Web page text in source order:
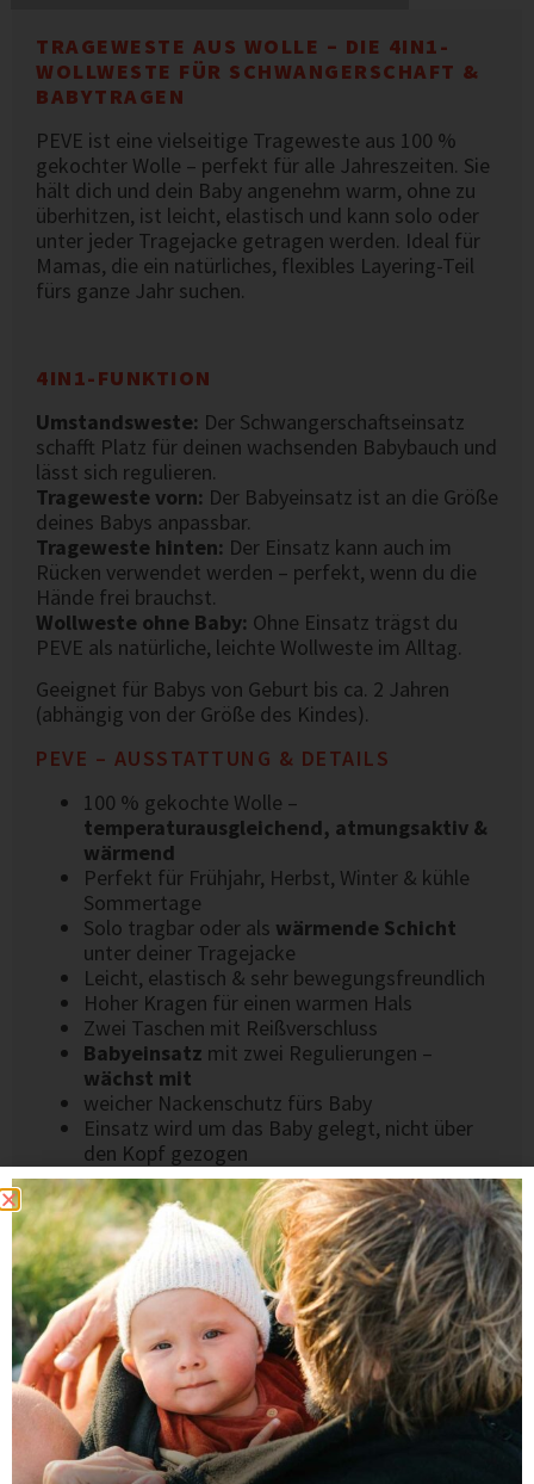
TRAGEWESTE AUS WOLLE – DIE 4IN1-
WOLLWESTE FÜR SCHWANGERSCHAFT &
BABYTRAGEN
PEVE ist eine vielseitige Trageweste aus 100 %
gekochter Wolle – perfekt für alle Jahreszeiten. Sie
hält dich und dein Baby angenehm warm, ohne zu
überhitzen, ist leicht, elastisch und kann solo oder
unter jeder Tragejacke getragen werden. Ideal für
Mamas, die ein natürliches, flexibles Layering-Teil
fürs ganze Jahr suchen.
4IN1-FUNKTION
Umstandsweste: Der Schwangerschaftseinsatz
schafft Platz für deinen wachsenden Babybauch und
lässt sich regulieren.
Trageweste vorn: Der Babyeinsatz ist an die Größe
deines Babys anpassbar.
Trageweste hinten: Der Einsatz kann auch im
Rücken verwendet werden – perfekt, wenn du die
Hände frei brauchst.
Wollweste ohne Baby: Ohne Einsatz trägst du
PEVE als natürliche, leichte Wollweste im Alltag.
Geeignet für Babys von Geburt bis ca. 2 Jahren
(abhängig von der Größe des Kindes).
PEVE – AUSSTATTUNG & DETAILS
100 % gekochte Wolle –
temperaturausgleichend, atmungsaktiv &
wärmend
Perfekt für Frühjahr, Herbst, Winter & kühle
Sommertage
Solo tragbar oder als wärmende Schicht
unter deiner Tragejacke
Leicht, elastisch & sehr bewegungsfreundlich
Hoher Kragen für einen warmen Hals
Zwei Taschen mit Reißverschluss
Babyeinsatz mit zwei Regulierungen –
wächst mit
weicher Nackenschutz fürs Baby
Einsatz wird um das Baby gelegt, nicht über
den Kopf gezogen
Oben per Druckknopf schließbar
2-Wege-Reißverschlüssevorne & hinten
MATERIAL & VERARBEITUNG
100 % mulesingfreie Schurwolle (Öko-Tex
Standard 100 zertifiziert)
Natürliche Selbstreinigungseigenschaften – oft
reicht Lüften
Hochwertig verarbeitet & langlebig
Entwickelt in Deutschland, fair in Europa